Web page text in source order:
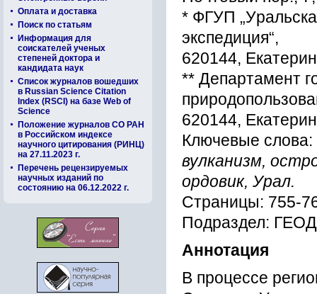
Оплата и доставка
Поиск по статьям
Информация для
соискателей ученых
степеней доктора и
кандидата наук
Список журналов вошедших
в Russian Science Citation
Index (RSCI) на базе Web of
Science
Положение журналов СО РАН
в Российском индексе
научного цитирования (РИНЦ)
на 27.11.2023 г.
Перечень рецензируемых
научных изданий по
состоянию на 06.12.2022 г.
* ФГУП
экcпедиция“,
620144,
** Депаpтамент
620144,
Ключевые слова:
вулканизм,
оpдовик, Уpал.
Страницы: 755-
Подраздел:
Аннотация
В пpоцеccе